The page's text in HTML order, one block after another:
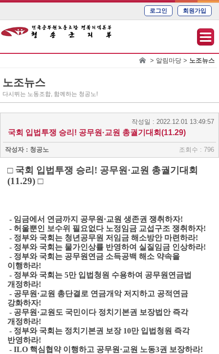
로그인 회원가입
> 알림마당 > 노조뉴스
노조뉴스
다시뛰는 노동조합, 함께하는 청공노!
국회 입법투쟁 승리! 공무원·교원 총궐기대회(11.29)
작성자 : 청공노
작성일 : 2022.12.01 13:49:57
조회수 : 796
□ 국회 입법투쟁 승리! 공무원·교원 총궐기대회
(11.29) □
- 임금에서 연금까지 공무원·교원 생존권 쟁취하자!
- 허울뿐인 보수위 필요없다 노정임금 교섭구조 쟁취하자!
- 정부와 국회는 청년공무원 저임금 해소방안 마련하라!
- 정부와 국회는 물가인상률 반영하여 실질임금 인상하라!
- 정부와 국회는 공무원연금 소득공백 해소 약속을
이행하라!
- 정부와 국회는 5만 입법청원 수용하여 공무원연금법
개정하라!
- 공무원·교원 총단결로 연금개악 저지하고 공적연금
강화하자!
- 공무원·교원도 국민이다 정치기본권 보장법안 즉각
개정하라!
- 정부와 국회는 정치기본권 보장 10만 입법청원 즉각
반영하라!
- ILO 핵심협약 이행하고 공무원·교원 노동3권 보장하라!